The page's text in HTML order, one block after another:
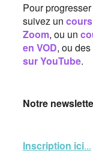
Pour
suivez un
Zoom, ou un
en VOD, ou des
sur YouTube.
Notre
Inscription ici...